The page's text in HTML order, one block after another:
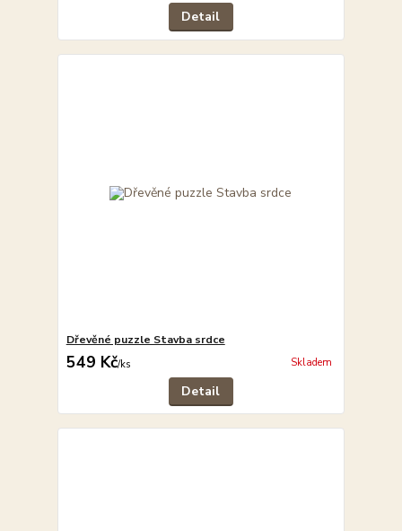
Detail
Dřevěné puzzle Stavba srdce
549 Kč/ks Skladem
Detail